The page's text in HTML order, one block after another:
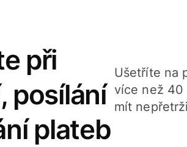
při
posílání
plateb
Ušetříte na
více než 40
mít